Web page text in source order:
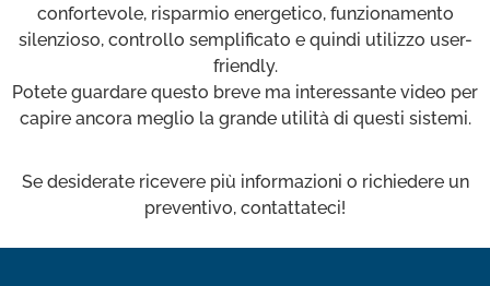
confortevole, risparmio energetico, funzionamento
silenzioso, controllo semplificato e quindi utilizzo user-
friendly.
Potete guardare questo breve ma interessante video per
capire ancora meglio la grande utilità di questi sistemi.
Se desiderate ricevere più informazioni o richiedere un
preventivo, contattateci!